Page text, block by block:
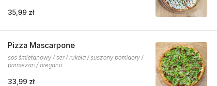
35,99 zł
Pizza Mascarpone
sos śmietanowy / ser / rukola / suszony pomidory /
parmezan / oregano
33,99 zł